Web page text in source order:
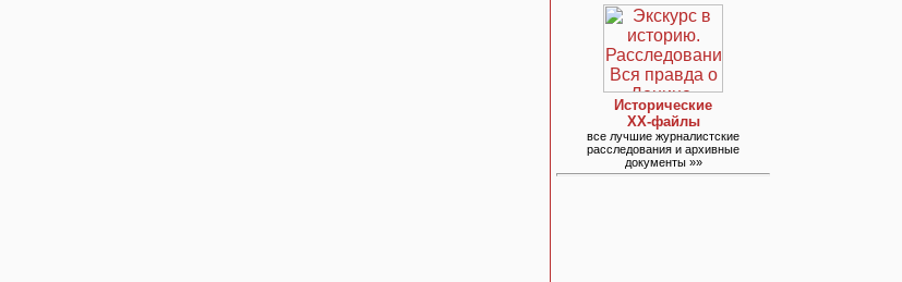
Исторические
ХХ-файлы
все лучшие журналистские
расследования и архивные
документы »»